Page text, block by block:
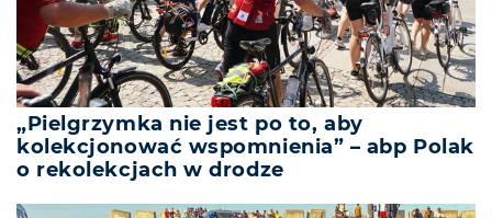
„Pielgrzymka nie jest po to, aby
kolekcjonować wspomnienia” – abp Polak
o rekolekcjach w drodze